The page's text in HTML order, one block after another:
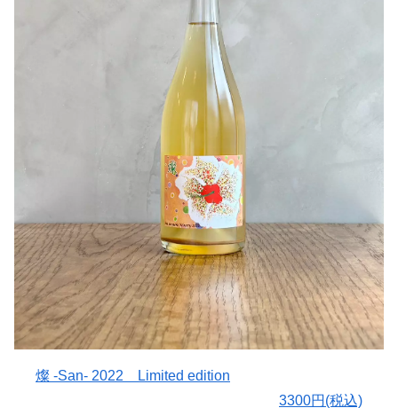
〇ヒトコト
エチケットはご存知のかたもいらっしゃるかと思います
が、自社畑に暴風が襲い夜中に畑で
修繕作業をおこなった夜の畑からみえた景色です
Merlot・Masatoshi Ohno Muscat Bailey A ・
引用：千夢ワイナリー
さっぱりとした印象なので、アヒージョやフリットにも相
【千夢ワイナリー】について
千夢ワイナリーさんは宮城県石巻市にて2024年のワイナリ
ー設立を目指し、2021年から宮城県のFattoria AL
FIOREさんで委託醸造をされています。
現在、石巻市牡鹿半島 黒崎の自社畑に植樹し栽培もスタ
醸造家であり代表の吉田さんは、様々な視点から生活の豊
かさや福祉、雇用が抱える問題の一つの解決として耕作放
棄地の開墾を行い「農」に行き着いたそうです。
土起こしからブドウ栽培、醸造まで、一貫して行う大注目
のワイナリーです。
【ブドウについて】
を栽培している農家さんの葡萄を使用し、醸造を行ってい
燦 -San- 2022 Limited edition
3300円(税込)